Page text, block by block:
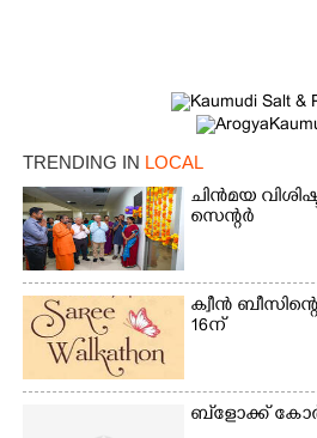
TRENDING IN LOCAL
ചിൻമയ
സെന്റർ
ക്വീൻ
16ന്
ബ്‌ളോക്ക്
Share this